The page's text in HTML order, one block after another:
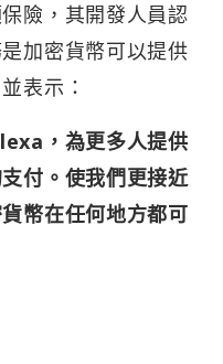
險，其開發人員認
加密貨幣可以提供
表示：
，為更多人提供
付。使我們更接近
幣在任何地方都可